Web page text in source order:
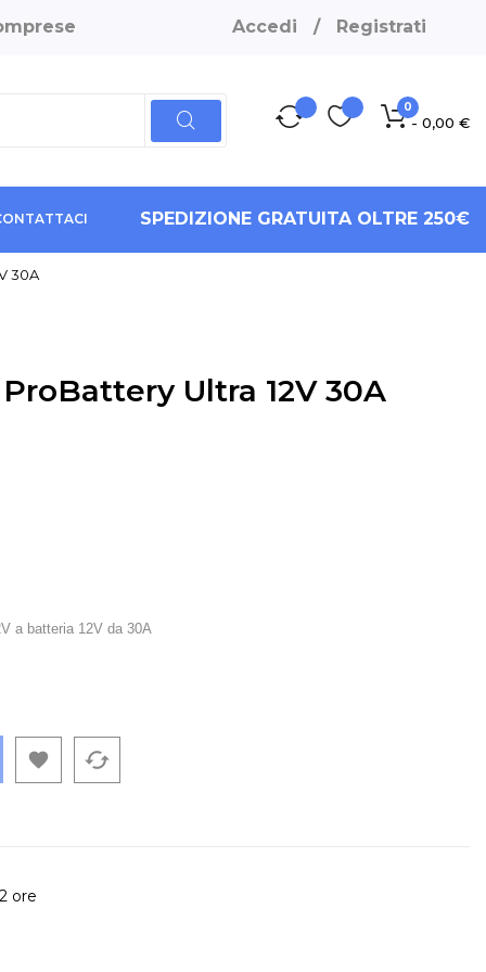
Accedi / Registrati
0
- 0,00 €
SPEDIZIONE GRATUITA OLTRE 250€
30A
Ultra 12V 30A
a batteria 12V da 30A
 cached
ore